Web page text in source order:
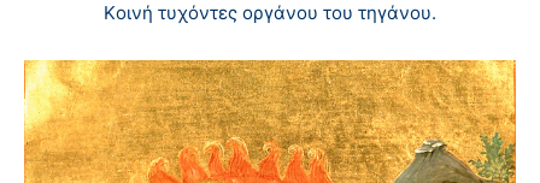
Kοινή τυχόντες οργάνου του τηγάνου.